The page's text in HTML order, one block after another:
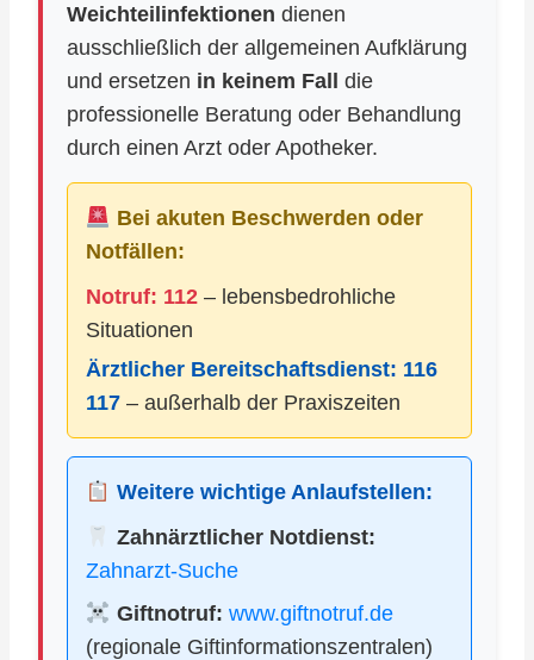
Weichteilinfektionen dienen
ausschließlich der allgemeinen Aufklärung
und ersetzen in keinem Fall
die
professionelle Beratung oder Behandlung
durch einen Arzt oder Apotheker.
Bei akuten Beschwerden oder
Notfällen:
Notruf: 112 – lebensbedrohliche
Situationen
Ärztlicher Bereitschaftsdienst: 116
117 – außerhalb der Praxiszeiten
Weitere wichtige Anlaufstellen:
Zahnärztlicher Notdienst:
Zahnarzt-Suche
Giftnotruf: www.giftnotruf.de
(regionale Giftinformationszentralen)